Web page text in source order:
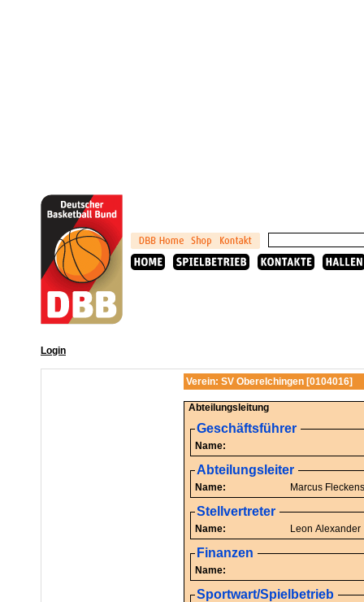
Login
Verein: SV Oberelchingen [0104016]
Abteilungsleitung
Geschäftsführer
Name:
Abteilungsleiter
Name: Marcus
Stellvertreter
Name: Leon Alexander
Finanzen
Name:
Sportwart/Spielbetrieb